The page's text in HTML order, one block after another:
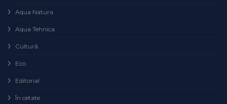
Aqua Natura
Aqua Tehnica
Cultură
Eco
Editorial
În cetate